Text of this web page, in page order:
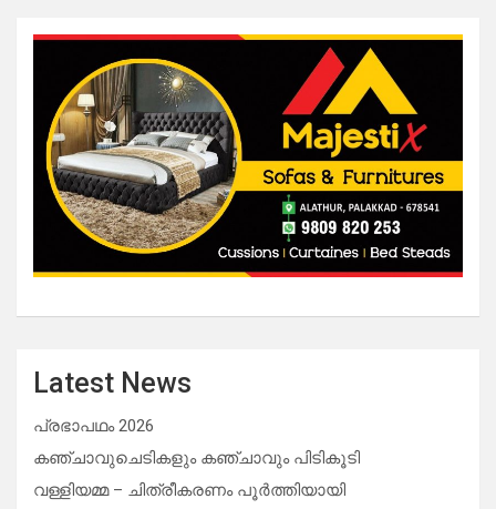
Latest News
പ്രഭാപഥം 2026
കഞ്ചാവുചെടികളും കഞ്ചാവും പിടികൂടി
വള്ളിയമ്മ – ചിത്രീകരണം പൂർത്തിയായി